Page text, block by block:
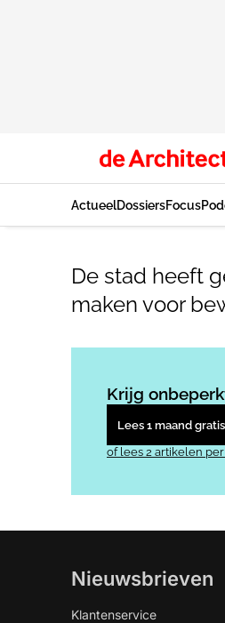
ActueelDossiersFocus
De stad heeft
maken voor
Krijg
Lees 1 maand gratis
of lees 2 artikelen
Nieuwsbrieven
Klantenservice